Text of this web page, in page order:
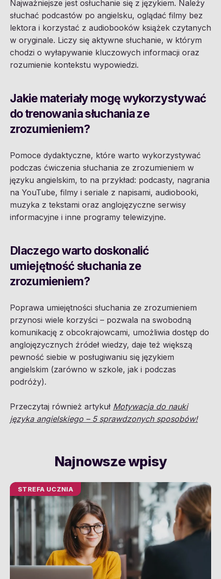
Najważniejsze jest osłuchanie się z językiem. Należy
słuchać podcastów po angielsku, oglądać filmy bez
lektora i korzystać z audiobooków książek czytanych
w oryginale. Liczy się aktywne słuchanie, w którym
chodzi o wyłapywanie kluczowych informacji oraz
rozumienie kontekstu wypowiedzi.
Jakie materiały mogę wykorzystywać
do trenowania słuchania ze
zrozumieniem?
Pomoce dydaktyczne, które warto wykorzystywać
podczas ćwiczenia słuchania ze zrozumieniem w
języku angielskim, to na przykład: podcasty, nagrania
na YouTube, filmy i seriale z napisami, audiobooki,
muzyka z tekstami oraz anglojęzyczne serwisy
informacyjne i inne programy telewizyjne.
Dlaczego warto doskonalić
umiejętność słuchania ze
zrozumieniem?
Poprawa umiejętności słuchania ze zrozumieniem
przynosi wiele korzyści – pozwala na swobodną
komunikację z obcokrajowcami, umożliwia dostęp do
anglojęzycznych źródeł wiedzy, daje też większą
pewność siebie w posługiwaniu się językiem
angielskim (zarówno w szkole, jak i podczas
podróży).
Przeczytaj również artykuł Motywacja do nauki
języka angielskiego – 5 sprawdzonych sposobów!
Najnowsze wpisy
STREFA UCZNIA